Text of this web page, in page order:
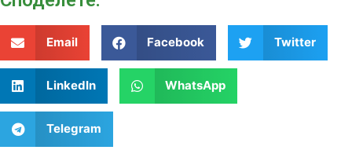
Email Facebook Twitter
LinkedIn WhatsApp
Telegram